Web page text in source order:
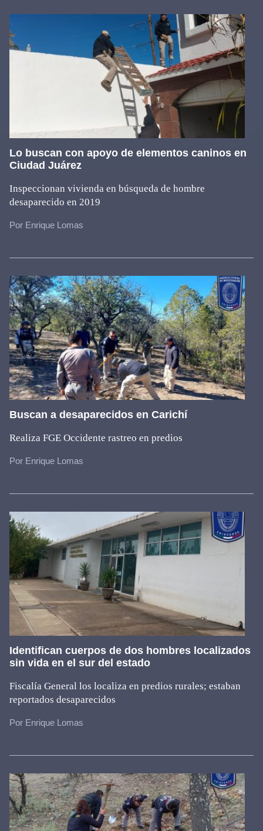
Lo buscan con apoyo de elementos caninos en
Ciudad Juárez
Inspeccionan vivienda en búsqueda de hombre
desaparecido en 2019
Por Enrique Lomas
Buscan a desaparecidos en Carichí
Realiza FGE Occidente rastreo en predios
Por Enrique Lomas
Identifican cuerpos de dos hombres localizados
sin vida en el sur del estado
Fiscalía General los localiza en predios rurales; estaban
reportados desaparecidos
Por Enrique Lomas